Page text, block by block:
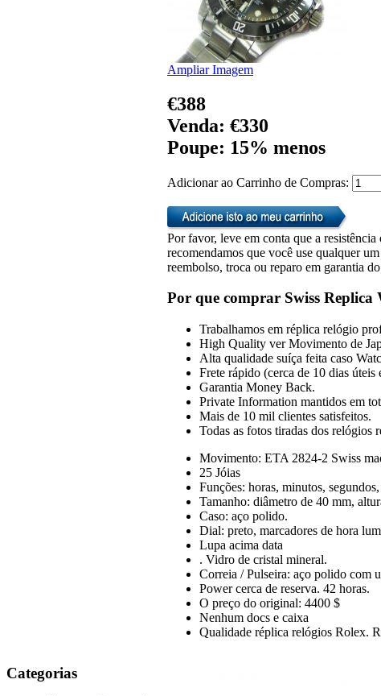
Categorias
Ampliar Imagem
€388
Venda: €330
Poupe: 15% menos
Adicionar ao Carrinho de Compras:
Por favor, leve em conta que a
recomendamos que você use qualquer
reembolso, troca ou reparo em garantia
Por que comprar Swiss Replica
Trabalhamos em réplica relógio
High Quality ver Movimento de
Alta qualidade suíça feita caso
Frete rápido (cerca de 10 dias úteis
Garantia Money Back.
Private Information mantidos em
Mais de 10 mil clientes satisfeitos.
Todas as fotos tiradas dos relógios
Movimento: ETA 2824-2 Swiss
25 Jóias
Funções: horas, minutos,
Tamanho: diâmetro de 40 mm,
Caso: aço polido.
Dial: preto, marcadores de hora
Lupa acima data
. Vidro de cristal mineral.
Correia / Pulseira: aço polido com
Power cerca de reserva. 42 horas.
O preço do original: 4400 $
Nenhum docs e caixa
Qualidade réplica relógios Rolex.